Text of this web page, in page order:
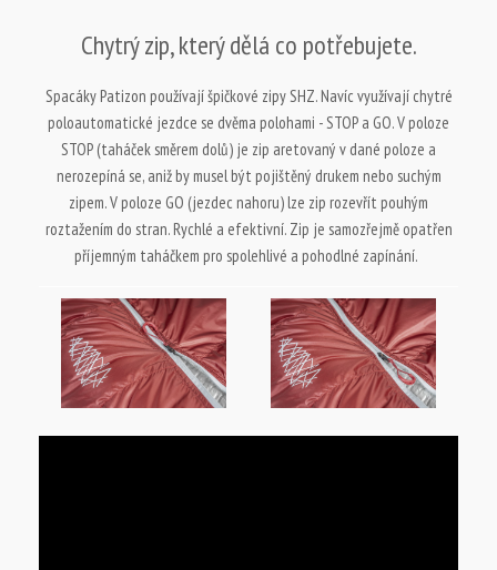
Chytrý zip, který dělá co potřebujete.
Spacáky Patizon používají špičkové zipy SHZ. Navíc využívají chytré
poloautomatické jezdce se dvěma polohami - STOP a GO. V poloze
STOP (taháček směrem dolů) je zip aretovaný v dané poloze a
nerozepíná se, aniž by musel být pojištěný drukem nebo suchým
zipem. V poloze GO (jezdec nahoru) lze zip rozevřít pouhým
roztažením do stran. Rychlé a efektivní. Zip je samozřejmě opatřen
příjemným taháčkem pro spolehlivé a pohodlné zapínání.